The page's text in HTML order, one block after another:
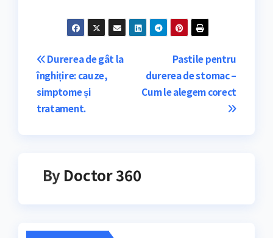
Navigare
în
articole
Pastile pentru
durerea de stomac –
Cum le alegem corect
Durerea de gât la
înghițire: cauze,
simptome și
tratament.
By Doctor 360